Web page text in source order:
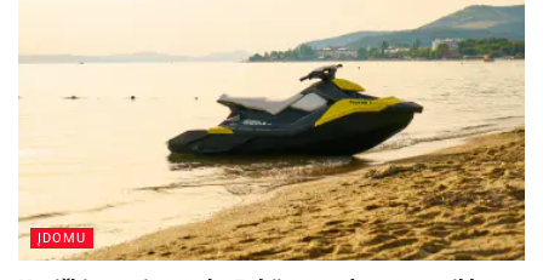
Tušlaitė apgynė čempionės titulą, o R.
Navardauskas šalies grupinių lenktynių
čempionu tapo po penkerių metų pertraukos.
naujienos
Kauno rajone, Čekiškėje vyks 2028 metų Europos
ĮDOMU